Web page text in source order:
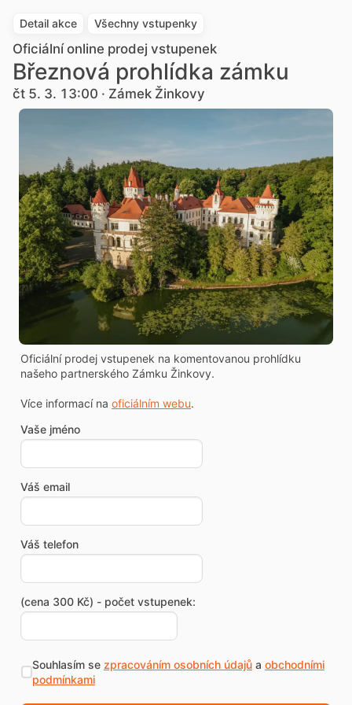
Detail akce Všechny vstupenky
Oficiální online prodej vstupenek
Březnová prohlídka zámku
čt 5. 3. 13:00 · Zámek Žinkovy
Oficiální prodej vstupenek na komentovanou prohlídku
našeho partnerského Zámku Žinkovy.
Více informací na oficiálním webu.
Vaše jméno
Váš email
Váš telefon
(cena 300 Kč) - počet vstupenek:
Souhlasím se zpracováním osobních údajůa obchodními
podmínkami